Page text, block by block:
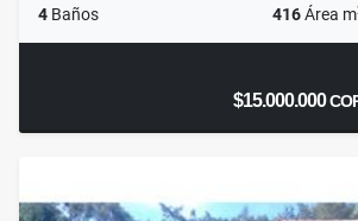
4 Baños 416Área m
$15.000.000